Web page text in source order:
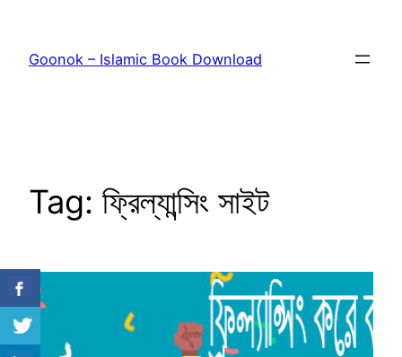
content
Goonok – Islamic Book Download
Tag: ফ্রিল্যান্সিং সাইট